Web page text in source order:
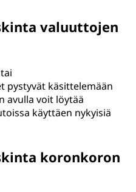
valuuttojen
pystyvät käsittelemään
avulla voit löytää
käyttäen nykyisiä
koronkoron